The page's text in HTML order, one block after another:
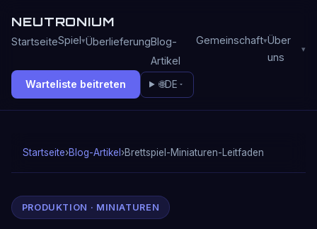
NEUTRONIUM
StartseiteSpiel ÜberlieferungBlog-
Artikel
Gemeinschaft Über
uns
Warteliste beitreten 🌐DE
Startseite›Blog-Artikel ›Brettspiel-Miniaturen-Leitfaden
PRODUKTION · MINIATUREN